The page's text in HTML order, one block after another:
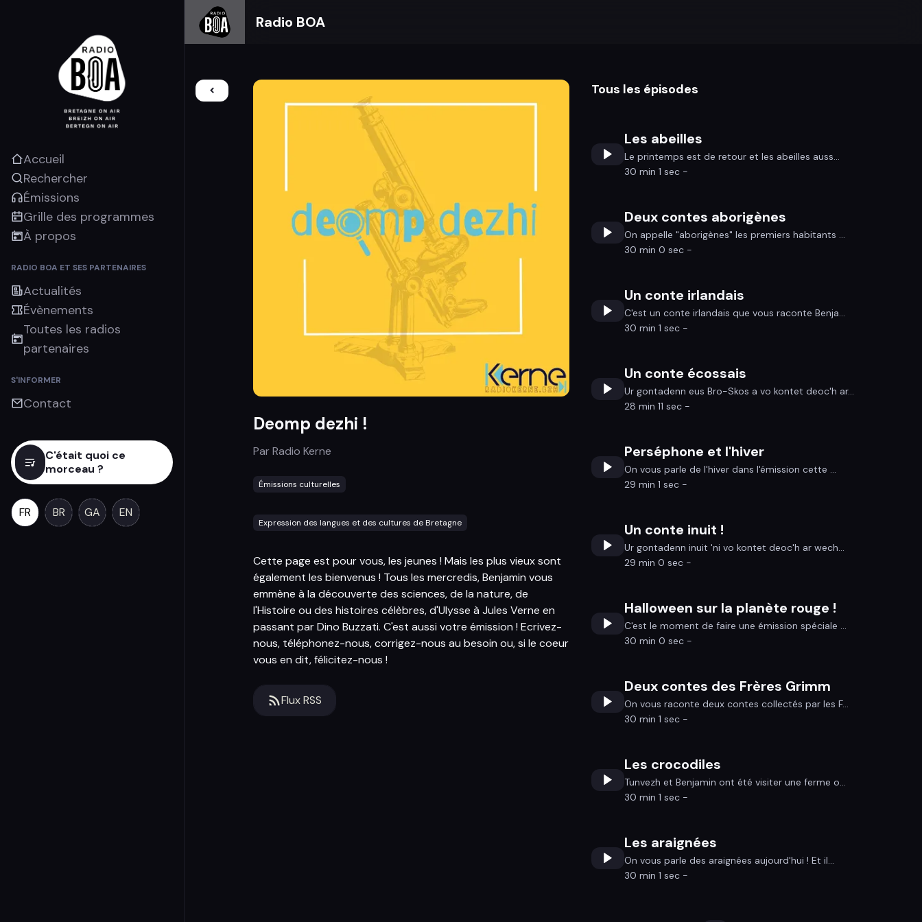
Accueil
Rechercher
Émissions
Grille des programmes
À propos
RADIO BOA ET SES PARTENAIRES
Actualités
Évènements
Toutes les radios
partenaires
S'INFORMER
Contact
C'était quoi ce
morceau ?
FR BR GA EN
Radio BOA
Deomp dezhi !
ParRadio Kerne
Émissions culturelles
Expression des langues et des cultures de Bretagne
Cette page est pour vous, les jeunes ! Mais les plus vieux sont
également les bienvenus ! Tous les mercredis, Benjamin vous
emmène à la découverte des sciences, de la nature, de
l'Histoire ou des histoires célèbres, d'Ulysse à Jules Verne en
passant par Dino Buzzati. C'est aussi votre émission ! Ecrivez-
nous, téléphonez-nous, corrigez-nous au besoin ou, si le coeur
vous en dit, félicitez-nous !
Flux RSS
Tous les épisodes
Les abeilles
Le printemps est de retour et les abeilles auss...
30 min 1 sec -
Deux contes aborigènes
On appelle "aborigènes" les premiers habitants ...
30 min 0 sec -
Un conte irlandais
C'est un conte irlandais que vous raconte Benja...
30 min 1 sec -
Un conte écossais
Ur gontadenn eus Bro-Skos a vo kontet deoc'h ar...
28 min 11 sec -
Perséphone et l'hiver
On vous parle de l'hiver dans l'émission cette ...
29 min 1 sec -
Un conte inuit !
Ur gontadenn inuit 'ni vo kontet deoc'h ar wech...
29 min 0 sec -
Halloween sur la planète rouge !
C'est le moment de faire une émission spéciale ...
30 min 0 sec -
Deux contes des Frères Grimm
On vous raconte deux contes collectés par les F...
30 min 1 sec -
Les crocodiles
Tunvezh et Benjamin ont été visiter une ferme o...
30 min 1 sec -
Les araignées
On vous parle des araignées aujourd'hui ! Et il...
30 min 1 sec -